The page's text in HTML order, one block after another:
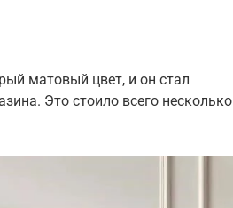
матовый цвет, и он стал
Это стоило всего несколько